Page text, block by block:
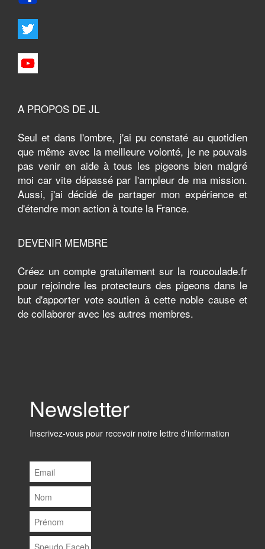
A PROPOS DE JL
Seul et dans l'ombre, j'ai pu constaté au quotidien
que même avec la meilleure volonté, je ne pouvais
pas venir en aide à tous les pigeons bien malgré
moi car vite dépassé par l'ampleur de ma mission.
Aussi, j'ai décidé de partager mon expérience et
d'étendre mon action à toute la France.
DEVENIR MEMBRE
Créez un compte gratuitement sur la roucoulade.fr
pour rejoindre les protecteurs des pigeons dans le
but d'apporter vote soutien à cette noble cause et
de collaborer avec les autres membres.
Newsletter
Inscrivez-vous pour recevoir notre lettre d'information